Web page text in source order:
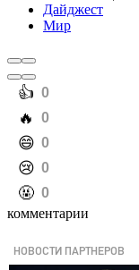
Дайджест
Мир
️👍 0
️🔥 0
️😄 0
️😢 0
️🤬 0
комментарии